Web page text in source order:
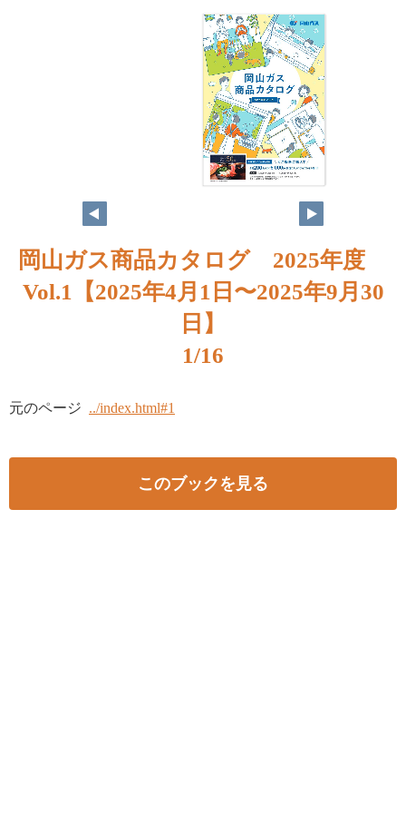
岡山ガス商品カタログ 2025年度
Vol.1【2025年4月1日〜2025年9月30
日】
1/16
元のページ ../index.html#1
このブックを見る